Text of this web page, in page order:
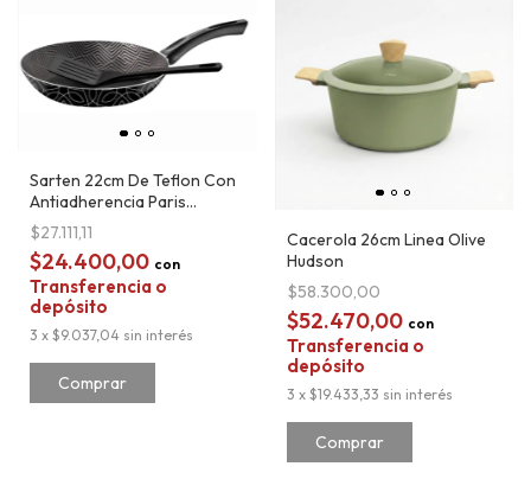
Sarten 22cm De Teflon Con
Antiadherencia Paris
Tramontina
$27.111,11
$24.400,00 con
Transferencia o
depósito
3 x $9.037,04 sin interés
Cacerola 26cm Linea Olive
Hudson
$58.300,00
$52.470,00 con
Transferencia o
depósito
3 x $19.433,33 sin interés